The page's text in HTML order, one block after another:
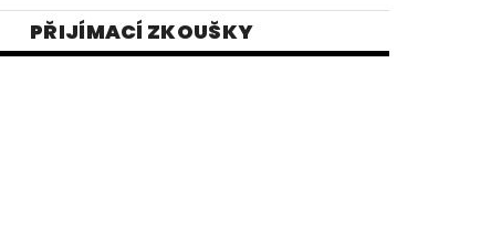
PŘIJÍMACÍ ZKOUŠKY